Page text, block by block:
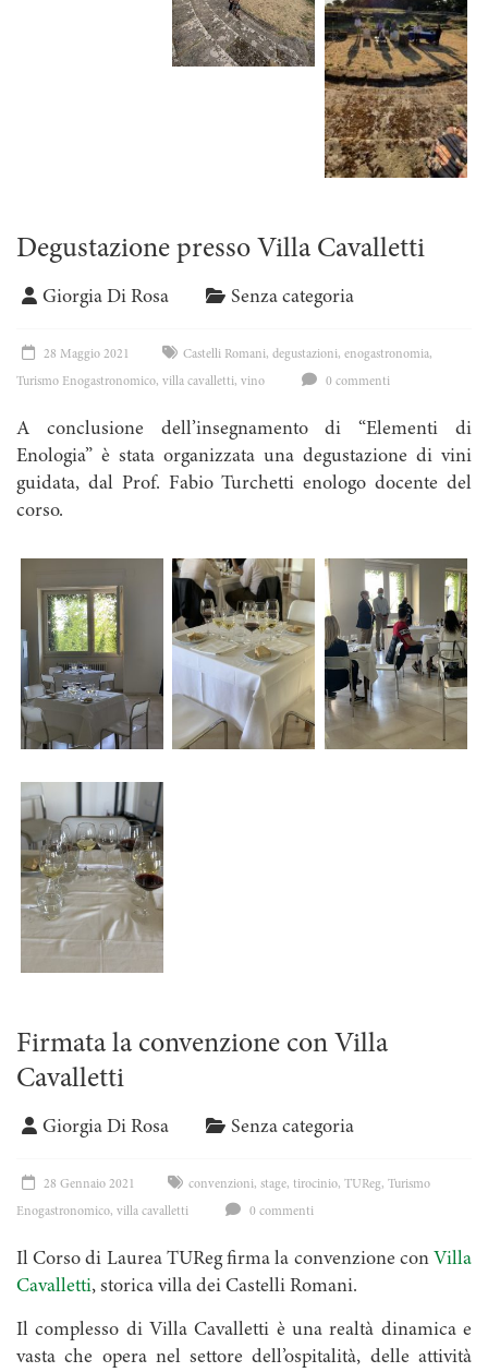
Degustazione presso Villa Cavalletti
Giorgia Di Rosa Senza categoria
28 Maggio 2021 Castelli Romani, degustazioni, enogastronomia,
Turismo Enogastronomico, villa cavalletti, vino 0 commenti
A conclusione dell’insegnamento di “Elementi di
Enologia” è stata organizzata una degustazione di vini
guidata, dal Prof. Fabio Turchetti enologo docente del
corso.
Firmata la convenzione con Villa
Cavalletti
Giorgia Di Rosa Senza categoria
28 Gennaio 2021 convenzioni, stage, tirocinio, TUReg, Turismo
Enogastronomico, villa cavalletti 0 commenti
Il Corso di Laurea TUReg firma la convenzione con Villa
Cavalletti, storica villa dei Castelli Romani.
Il complesso di Villa Cavalletti è una realtà dinamica e
vasta che opera nel settore dell’ospitalità, delle attività